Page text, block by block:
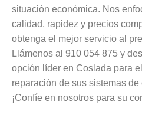
situación económica. Nos
calidad, rapidez y precios
obtenga el mejor servicio al
Llámenos al 910 054 875 y
opción líder en Coslada para
reparación de sus sistemas
¡Confíe en nosotros para su